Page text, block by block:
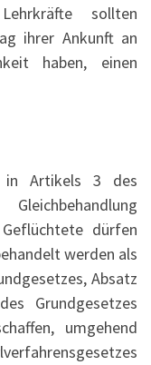
sollten
ihrer Ankunft an
haben, einen
in Artikels 3 des
Gleichbehandlung
dürfen
werden als
Absatz
Grundgesetzes
umgehend